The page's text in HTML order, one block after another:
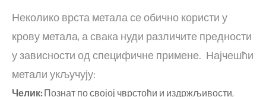
Неколико врста метала се обично користи у
крову метала, а свака нуди различите предности
у зависности од специфичне примене. Најчешћи
метали укључују:
Челик:Познат по својој чврстоћи и издржљивости,